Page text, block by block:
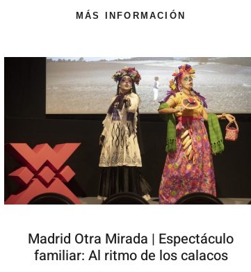
MÁS INFORMACIÓN
Madrid Otra Mirada | Espectáculo
familiar: Al ritmo de los calacos